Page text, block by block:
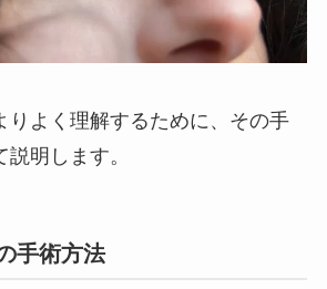
りよく理解するために、その手
明します。
手術方法